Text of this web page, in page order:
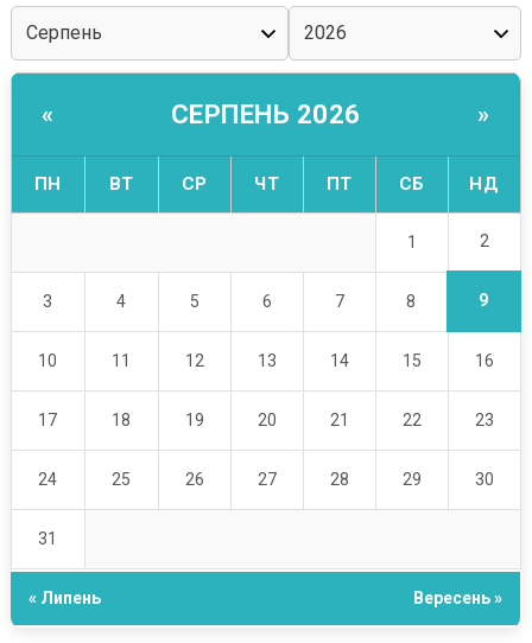
« СЕРПЕНЬ 2026 »
ПН ВТ СР ЧТ ПТ СБ НД
1 2
3 4 5 6 7 8 9
10 11 12 13 14 15 16
17 18 19 20 21 22 23
24 25 26 27 28 29 30
31
« Липень Вересень »